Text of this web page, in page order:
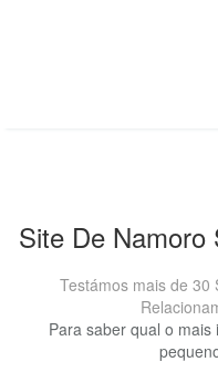
Site De Namoro
Testámos mais de 30
Para saber qual o